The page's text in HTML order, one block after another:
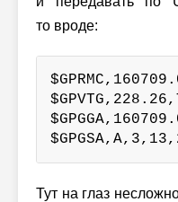
то вроде:
Тут на глаз